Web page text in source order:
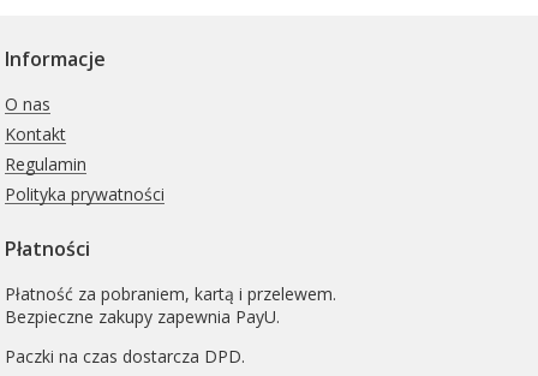
Informacje
O nas
Kontakt
Regulamin
Polityka prywatności
Płatności
Płatność za pobraniem, kartą i przelewem.
Bezpieczne zakupy zapewnia PayU.
Paczki na czas dostarcza DPD.